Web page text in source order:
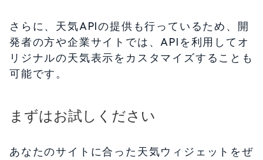
さらに、天気APIの提供も行っているため、開
発者の方や企業サイトでは、APIを利用してオ
リジナルの天気表示をカスタマイズすることも
可能です。
まずはお試しください
あなたのサイトに合った天気ウィジェットをぜ